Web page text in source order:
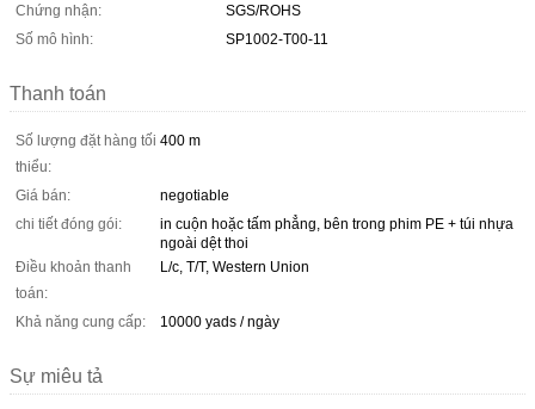
Chứng nhận:
SGS/ROHS
Số mô hình:
SP1002-T00-11
Thanh toán
Số lượng đặt hàng tối
thiểu:
400 m
Giá bán:
negotiable
chi tiết đóng gói:
in cuộn hoặc tấm phẳng, bên trong phim PE + túi nhựa
ngoài dệt thoi
Điều khoản thanh
toán:
L/c, T/T, Western Union
Khả năng cung cấp: 10000 yads / ngày
Sự miêu tả